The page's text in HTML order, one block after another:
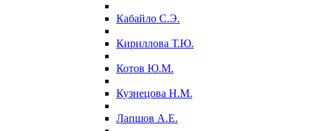
Кабайло С.Э.
Кириллова Т.Ю.
Котов Ю.М.
Кузнецова Н.М.
Лапшов А.Е.